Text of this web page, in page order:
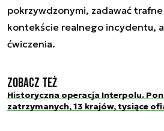
pokrzywdzonymi, zadawać trafne
kontekście realnego incydentu,
ćwiczenia.
Zobacz też
Historyczna operacja Interpolu.
zatrzymanych, 13 krajów, tysiące